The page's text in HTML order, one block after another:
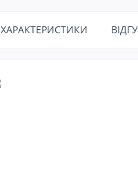
ХАРАКТЕРИСТИКИ